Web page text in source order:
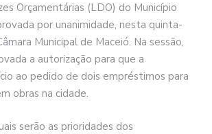
Orçamentárias (LDO) do Município
por unanimidade, nesta quinta-
Municipal de Maceió. Na sessão,
a autorização para que a
ao pedido de dois empréstimos para
obras na cidade.
serão as prioridades dos